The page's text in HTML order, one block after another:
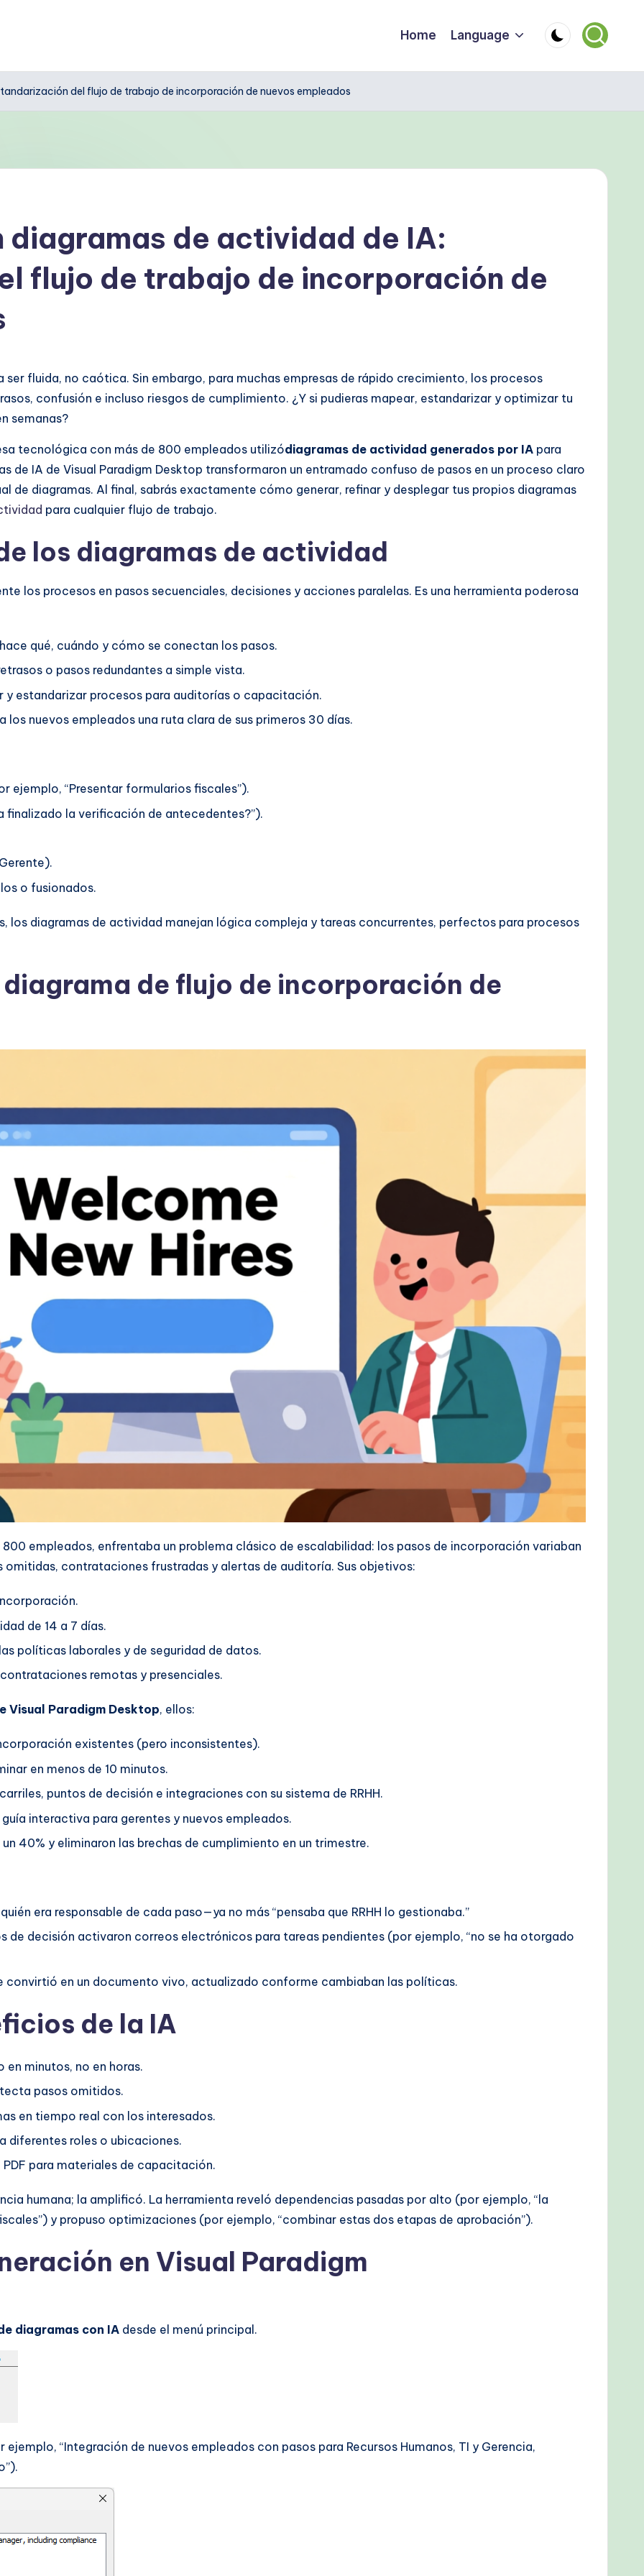
Home Language
del flujo de trabajo de incorporación de nuevos empleados
diagramas de actividad de IA:
flujo de trabajo de incorporación de
fluida, no caótica. Sin embargo, para muchas empresas de rápido crecimiento, los procesos
confusión e incluso riesgos de cumplimiento. ¿Y si pudieras mapear, estandarizar y optimizar tu
semanas?
tecnológica con más de 800 empleados utilizódiagramas de actividad generados por IA para
de IA de Visual Paradigm Desktop transformaron un entramado confuso de pasos en un proceso claro
de diagramas. Al final, sabrás exactamente cómo generar, refinar y desplegar tus propios diagramas
para cualquier flujo de trabajo.
los diagramas de actividad
los procesos en pasos secuenciales, decisiones y acciones paralelas. Es una herramienta poderosa
qué, cuándo y cómo se conectan los pasos.
o pasos redundantes a simple vista.
y estandarizar procesos para auditorías o capacitación.
los nuevos empleados una ruta clara de sus primeros 30 días.
ejemplo, “Presentar formularios fiscales”).
finalizado la verificación de antecedentes?”).
o fusionados.
los diagramas de actividad manejan lógica compleja y tareas concurrentes, perfectos para procesos
de flujo de incorporación de
empleados, enfrentaba un problema clásico de escalabilidad: los pasos de incorporación variaban
contrataciones frustradas y alertas de auditoría. Sus objetivos:
de 14 a 7 días.
políticas laborales y de seguridad de datos.
remotas y presenciales.
Visual Paradigm Desktop, ellos:
existentes (pero inconsistentes).
en menos de 10 minutos.
puntos de decisión e integraciones con su sistema de RRHH.
interactiva para gerentes y nuevos empleados.
40% y eliminaron las brechas de cumplimiento en un trimestre.
era responsable de cada paso—ya no más “pensaba que RRHH lo gestionaba.”
de decisión activaron correos electrónicos para tareas pendientes (por ejemplo, “no se ha otorgado
convirtió en un documento vivo, actualizado conforme cambiaban las políticas.
de la IA
en minutos, no en horas.
pasos omitidos.
en tiempo real con los interesados.
diferentes roles o ubicaciones.
para materiales de capacitación.
humana; la amplificó. La herramienta reveló dependencias pasadas por alto (por ejemplo, “la
y propuso optimizaciones (por ejemplo, “combinar estas dos etapas de aprobación”).
en Visual Paradigm
diagramas con IA desde el menú principal.
“Integración de nuevos empleados con pasos para Recursos Humanos, TI y Gerencia,